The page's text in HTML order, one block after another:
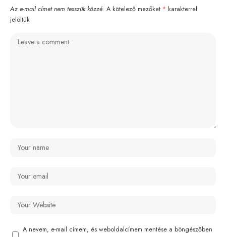
Az e-mail címet nem tesszük közzé. A kötelező mezőket * karakterrel
jelöltük
A nevem, e-mail címem, és weboldalcímem mentése a böngészőben